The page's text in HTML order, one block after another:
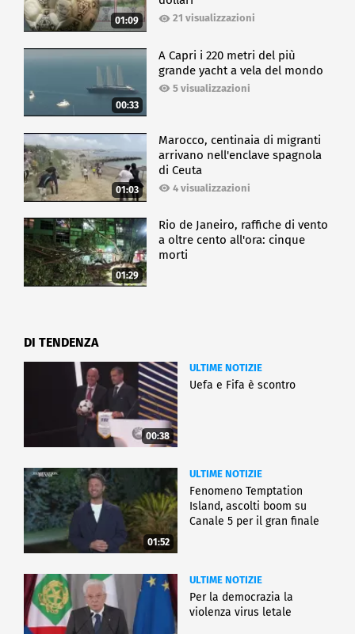
01:09 21 visualizzazioni
00:33
A Capri i 220 metri del più
grande yacht a vela del mondo
5 visualizzazioni
01:03
Marocco, centinaia di migranti
arrivano nell'enclave spagnola
di Ceuta
4 visualizzazioni
01:29
Rio de Janeiro, raffiche di vento
a oltre cento all'ora: cinque
morti
DI TENDENZA
00:38
ULTIME NOTIZIE
Uefa e Fifa è scontro
01:52
ULTIME NOTIZIE
Fenomeno Temptation
Island, ascolti boom su
Canale 5 per il gran finale
ULTIME NOTIZIE
Per la democrazia la
violenza virus letale